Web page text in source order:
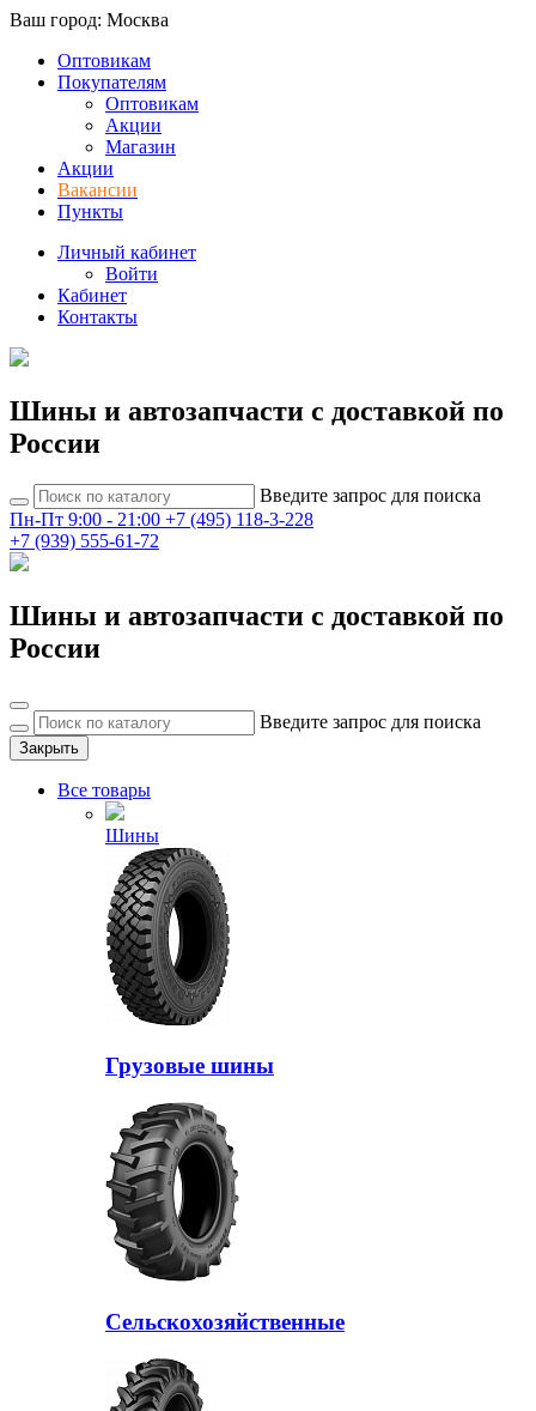
Ваш город: Москва
Оптовикам
Покупателям
Оптовикам
Акции
Магазин
Акции
Вакансии
Пункты
Личный кабинет
Войти
Кабинет
Контакты
Шины и автозапчасти с доставкой по
России
Введите запрос для поиска
Пн-Пт 9:00 - 21:00 +7 (495) 118-3-228
+7 (939) 555-61-72
Шины и автозапчасти с доставкой по
России
Введите запрос для поиска
Закрыть
Все товары
Шины
Грузовые шины
Сельскохозяйственные